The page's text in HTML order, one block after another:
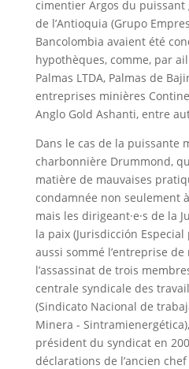
cimentier Argos du
de l’Antioquia (Grupo
Bancolombia avaient été
hypothèques, comme, par
Palmas LTDA, Palmas de
entreprises minières
Anglo Gold Ashanti, entre
Dans le cas de la puissante
charbonnière Drummond,
matière de mauvaises
condamnée non seulement
mais les dirigeant·e·s de la
la paix (Jurisdicción Especial
aussi sommé l’entreprise
l’assassinat de trois
centrale syndicale des
(Sindicato Nacional de
Minera -
président du syndicat en
déclarations de l’ancien